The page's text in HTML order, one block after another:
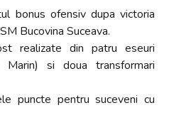
bonus ofensiv dupa victoria
Bucovina Suceava.
realizate din patru eseuri
si doua transformari
puncte pentru suceveni cu